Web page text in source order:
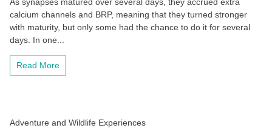
calcium channels and BRP, meaning that they turned stronger
with maturity, but only some had the chance to do it for several
days. In one...
Read More
Adventure and Wildlife Experiences